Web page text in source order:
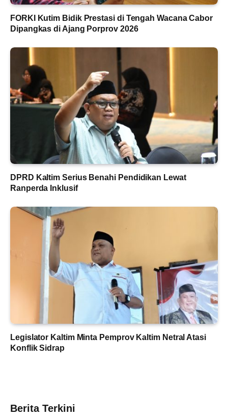
FORKI Kutim Bidik Prestasi di Tengah Wacana Cabor
Dipangkas di Ajang Porprov 2026
DPRD Kaltim Serius Benahi Pendidikan Lewat
Ranperda Inklusif
Legislator Kaltim Minta Pemprov Kaltim Netral Atasi
Konflik Sidrap
Berita Terkini